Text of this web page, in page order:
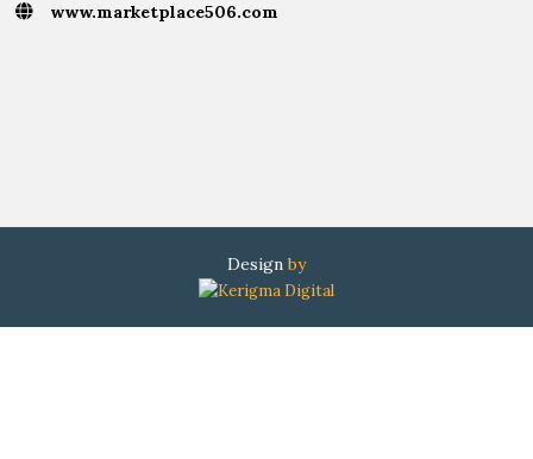
www.marketplace506.com
Designby